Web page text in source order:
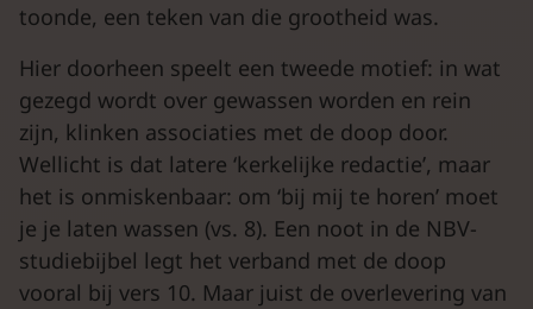
toonde, een teken van die grootheid was.
Hier doorheen speelt een tweede motief: in wat
gezegd wordt over gewassen worden en rein
zijn, klinken associaties met de doop door.
Wellicht is dat latere ‘kerkelijke redactie’, maar
het is onmiskenbaar: om ‘bij mij te horen’ moet
je je laten wassen (vs. 8). Een noot in de NBV-
studiebijbel legt het verband met de doop
vooral bij vers 10. Maar juist de overlevering van